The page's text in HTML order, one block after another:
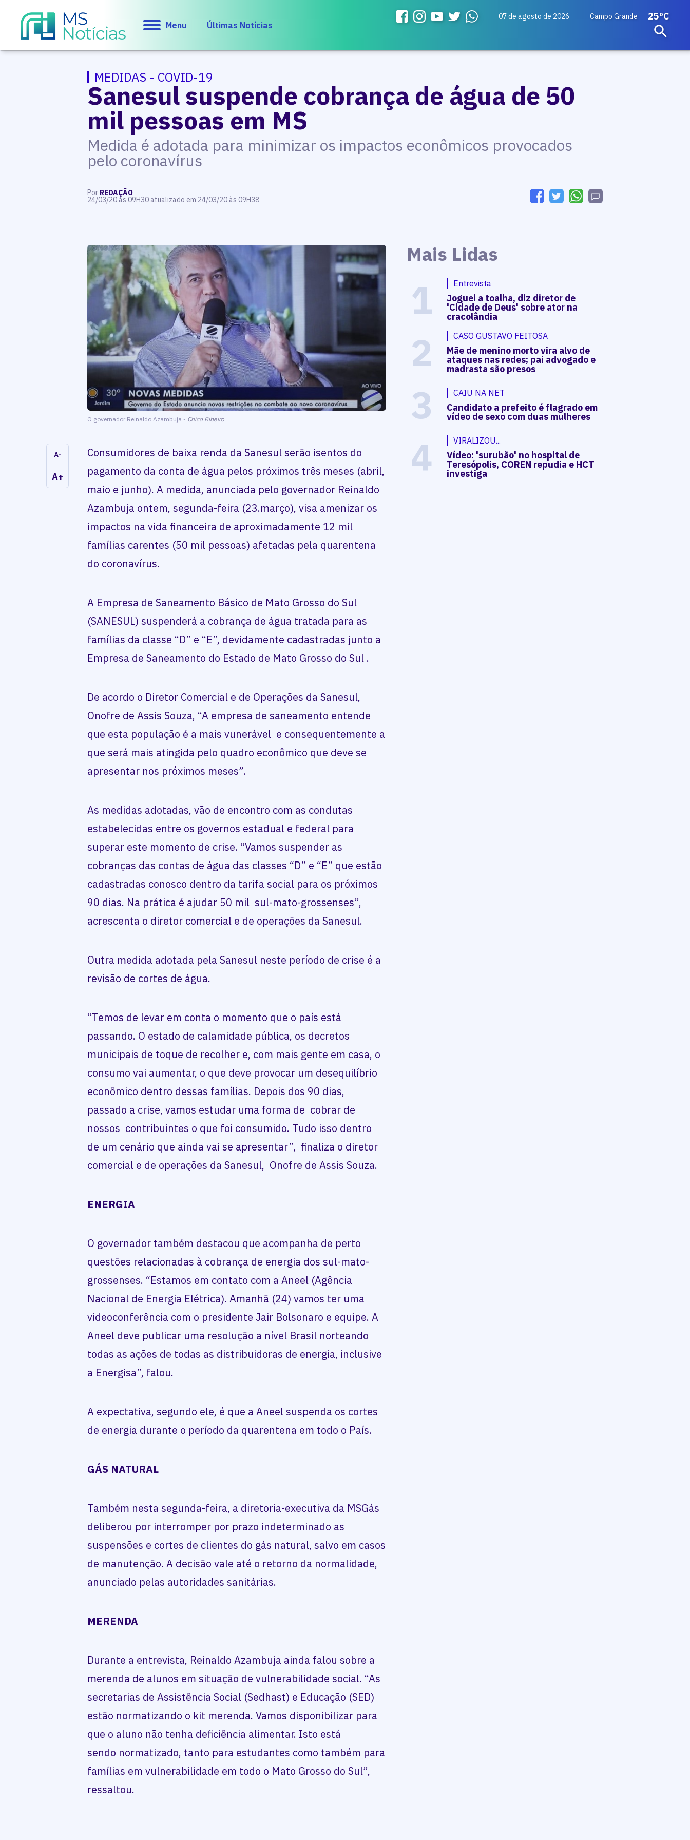
Menu Últimas Notícias
07 de agosto de 2026 Campo Grande 25ºC
MEDIDAS - COVID-19
Sanesul suspende cobrança de água de 50
mil pessoas em MS
Medida é adotada para minimizar os impactos econômicos provocados
pelo coronavírus
Por REDAÇÃO
24/03/20 às 09H30 atualizado em 24/03/20 às 09H38
O governador Reinaldo Azambuja - Chico Ribeiro
A-
A+
Consumidores de baixa renda da Sanesul serão isentos do
pagamento da conta de água pelos próximos três meses (abril,
maio e junho). A medida, anunciada pelo governador Reinaldo
Azambuja ontem, segunda-feira (23.março), visa amenizar os
impactos na vida financeira de aproximadamente 12 mil
famílias carentes (50 mil pessoas) afetadas pela quarentena
do coronavírus.
A Empresa de Saneamento Básico de Mato Grosso do Sul
(SANESUL) suspenderá a cobrança de água tratada para as
famílias da classe “D” e “E”, devidamente cadastradas junto a
Empresa de Saneamento do Estado de Mato Grosso do Sul .
De acordo o Diretor Comercial e de Operações da Sanesul,
Onofre de Assis Souza, “A empresa de saneamento entende
que esta população é a mais vunerável e consequentemente a
que será mais atingida pelo quadro econômico que deve se
apresentar nos próximos meses”.
As medidas adotadas, vão de encontro com as condutas
estabelecidas entre os governos estadual e federal para
superar este momento de crise. “Vamos suspender as
cobranças das contas de água das classes “D” e “E” que estão
cadastradas conosco dentro da tarifa social para os próximos
90 dias. Na prática é ajudar 50 mil sul-mato-grossenses”,
acrescenta o diretor comercial e de operações da Sanesul.
Outra medida adotada pela Sanesul neste período de crise é a
revisão de cortes de água.
“Temos de levar em conta o momento que o país está
passando. O estado de calamidade pública, os decretos
municipais de toque de recolher e, com mais gente em casa, o
consumo vai aumentar, o que deve provocar um desequilíbrio
econômico dentro dessas famílias. Depois dos 90 dias,
passado a crise, vamos estudar uma forma de cobrar de
nossos contribuintes o que foi consumido. Tudo isso dentro
de um cenário que ainda vai se apresentar”, finaliza o diretor
comercial e de operações da Sanesul, Onofre de Assis Souza.
ENERGIA
O governador também destacou que acompanha de perto
questões relacionadas à cobrança de energia dos sul-mato-
grossenses. “Estamos em contato com a Aneel (Agência
Nacional de Energia Elétrica). Amanhã (24) vamos ter uma
videoconferência com o presidente Jair Bolsonaro e equipe. A
Aneel deve publicar uma resolução a nível Brasil norteando
todas as ações de todas as distribuidoras de energia, inclusive
a Energisa”, falou.
A expectativa, segundo ele, é que a Aneel suspenda os cortes
de energia durante o período da quarentena em todo o País.
GÁS NATURAL
Também nesta segunda-feira, a diretoria-executiva da MSGás
deliberou por interromper por prazo indeterminado as
suspensões e cortes de clientes do gás natural, salvo em casos
de manutenção. A decisão vale até o retorno da normalidade,
anunciado pelas autoridades sanitárias.
MERENDA
Durante a entrevista, Reinaldo Azambuja ainda falou sobre a
merenda de alunos em situação de vulnerabilidade social. “As
secretarias de Assistência Social (Sedhast) e Educação (SED)
estão normatizando o kit merenda. Vamos disponibilizar para
que o aluno não tenha deficiência alimentar. Isto está
sendo normatizado, tanto para estudantes como também para
famílias em vulnerabilidade em todo o Mato Grosso do Sul”,
ressaltou.
Mais Lidas
1 Entrevista
Joguei a toalha, diz diretor de
'Cidade de Deus' sobre ator na
cracolândia
2 CASO GUSTAVO FEITOSA
Mãe de menino morto vira alvo de
ataques nas redes; pai advogado e
madrasta são presos
3 CAIU NA NET
Candidato a prefeito é flagrado em
vídeo de sexo com duas mulheres
4 VIRALIZOU...
Vídeo: 'surubão' no hospital de
Teresópolis, COREN repudia e HCT
investiga